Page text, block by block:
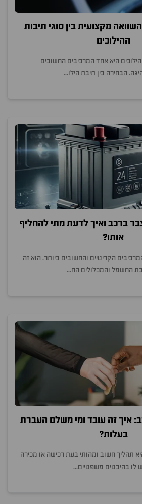
השוואה מקצועית בין סוגי תיבות
ההילוכים
היא אחד המרכיבים החשובים
הבחירה בין תיבת הילו...
ברכב ואיך לדעת מתי להחליף
אותו?
הקריטיים והחשובים ביותר. הוא זה
החשמל והמכלולים הח...
איך זה עובד ומי משלם העברת
בעלות?
תהליך חשוב ומהותי בעת רכישה או מכירה
בהיבטים משפטיים...